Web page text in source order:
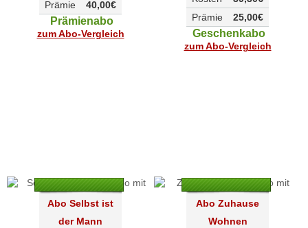
40,00€
Prämie
Prämienabo
zum Abo-Vergleich
25,00€
Prämie
Geschenkabo
zum Abo-Vergleich
Abo Selbst ist
der Mann
Abo Zuhause
Wohnen